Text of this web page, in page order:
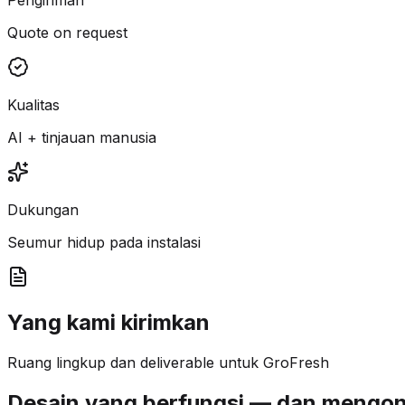
Quote on request
Kualitas
AI + tinjauan manusia
Dukungan
Seumur hidup pada instalasi
Yang kami kirimkan
Ruang lingkup dan deliverable untuk GroFresh